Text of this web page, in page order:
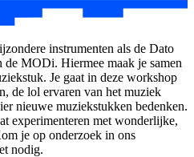
instrumenten als de Dato
MODi. Hiermee maak je samen
Je gaat in deze workshop
de lol ervaren van het muziek
nieuwe muziekstukken bedenken.
experimenteren met wonderlijke,
je op onderzoek in ons
nodig.